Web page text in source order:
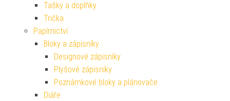
Tašky a doplňky
Trička
Papírnictví
Bloky a zápisníky
Designové zápisníky
Plyšové zápisníky
Poznámkové bloky a plánovače
Diáře